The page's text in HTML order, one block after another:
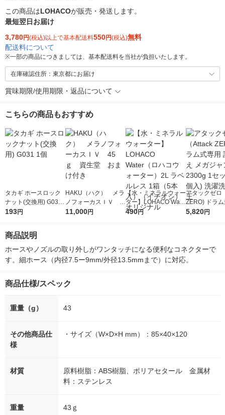
この商品はLOHACOが販売・発送します。
最短翌日お届け
3,780円(税込)以上で基本配送料550円(税込)無料
配送料について
※一部の商品につきましては、基本配送料を当社が負担いたします。
在庫確認住所：東京都にお届け
賞味期限/使用期限・返品について
こちらの商品もおすすめ
タカギ ホースロック
ナット(交換用) G031
1個
193円
HAKU（ハク） メラ
ノフォーカスＩＶ 4
5ｇ 資生堂 おまけ
11,000円
【水・ミネラルウォー
ター】LOHACO Wate
r（ロハコウォータ
490円
アタックゼロ
ZERO) ドラ
詰め替え メガ
5,820円
商品説明
ホースやノズルの取り外しがワンタッチになる便利なコネクターで
す。細ホース（内径7.5ー9mm/外径13.5mmまで）に対応。
商品仕様/スペック
重量（g） 43
その他商品仕
様
・サイズ（W×D×H mm）：85×40×120
材質
原料樹脂：ABS樹脂、ポリアセタール 金属材
料：ステンレス
重量 43ｇ